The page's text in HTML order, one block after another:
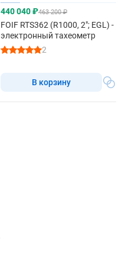
440 040 ₽463 200 ₽
FOIF RTS362 (R1000, 2"; EGL) -
электронный тахеометр
2
В корзину